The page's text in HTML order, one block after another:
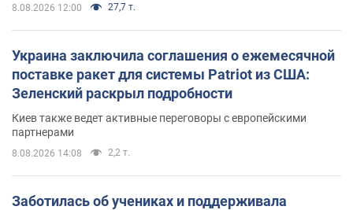
8.08.2026 12:00 27,7 т.
Украина заключила соглашения о ежемесячной
поставке ракет для системы Patriot из США:
Зеленский раскрыл подробности
Киев также ведет активные переговоры с европейскими
партнерами
8.08.2026 14:08 2,2 т.
Заботилась об учениках и поддерживала